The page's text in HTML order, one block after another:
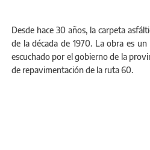
Desde hace 30 años, la carpeta
de la década de 1970. La obra es
escuchado por el gobierno de la
de repavimentación de la ruta 60.